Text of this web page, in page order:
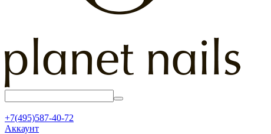
+7(495)587-40-72
Аккаунт